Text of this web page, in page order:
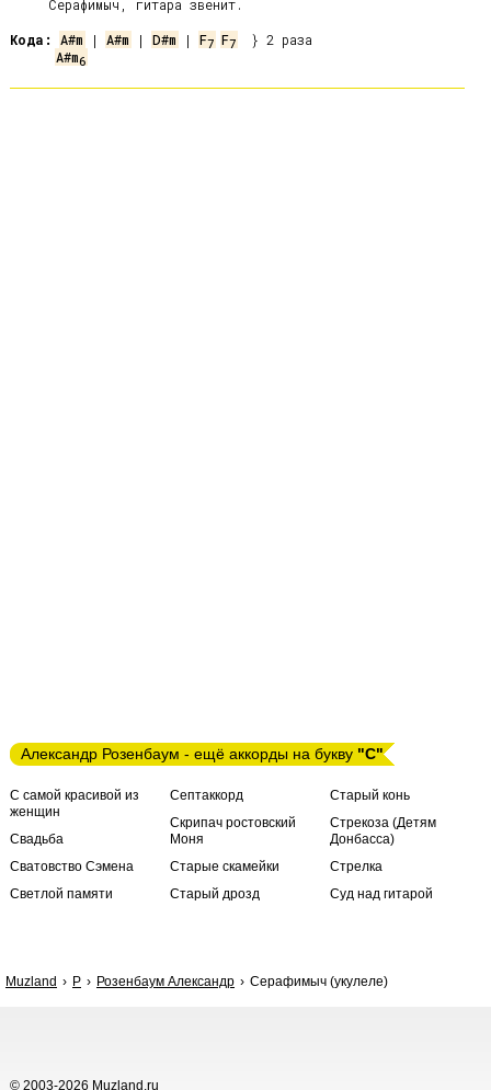
Кода:
A#m | A#m | D#m | F7 F7
A#m6
Александр Розенбаум - ещё аккорды на букву "С"
С самой красивой из
женщин
Свадьба
Сватовство Сэмена
Светлой памяти
Септаккорд
Скрипач ростовский
Моня
Старые скамейки
Старый дрозд
Старый конь
Стрекоза (Детям
Донбасса)
Стрелка
Суд над гитарой
Muzland Р Розенбаум Александр Серафимыч (укулеле)
© 2003-2026 Muzland.ru